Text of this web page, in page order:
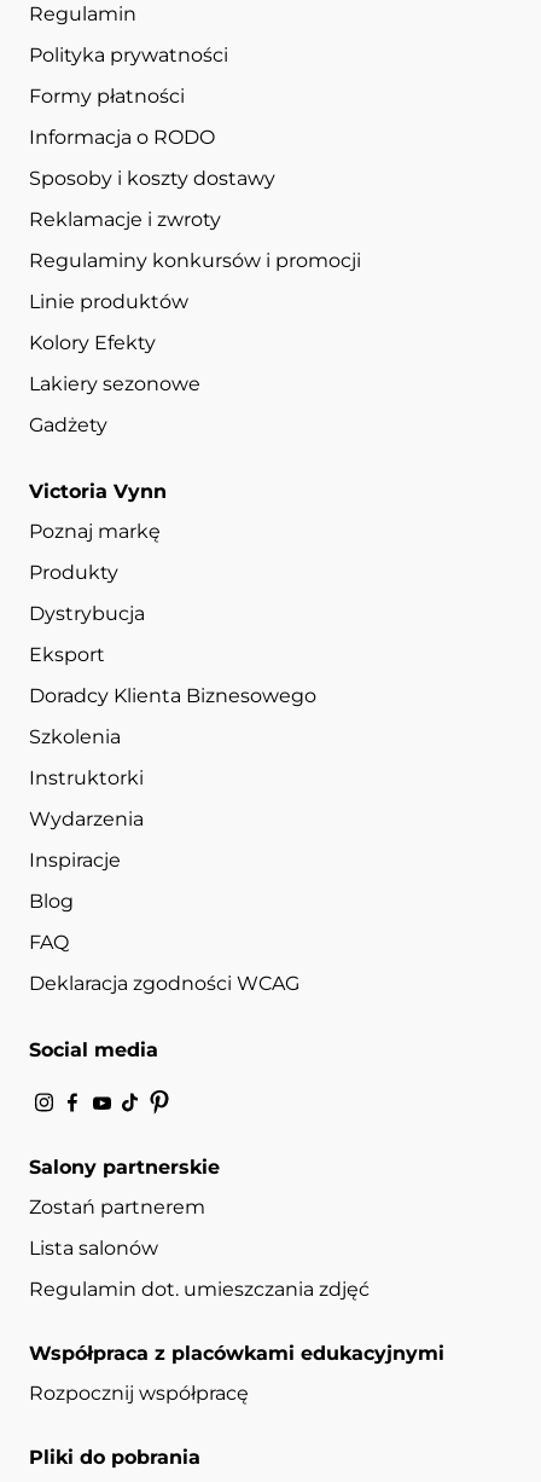
Regulamin
Polityka prywatności
Formy płatności
Informacja o RODO
Sposoby i koszty dostawy
Reklamacje i zwroty
Regulaminy konkursów i promocji
Linie produktów
Kolory Efekty
Lakiery sezonowe
Gadżety
Victoria Vynn
Poznaj markę
Produkty
Dystrybucja
Eksport
Doradcy Klienta Biznesowego
Szkolenia
Instruktorki
Wydarzenia
Inspiracje
Blog
FAQ
Deklaracja zgodności WCAG
Social media
Salony partnerskie
Zostań partnerem
Lista salonów
Regulamin dot. umieszczania zdjęć
Współpraca z placówkami edukacyjnymi
Rozpocznij współpracę
Pliki do pobrania